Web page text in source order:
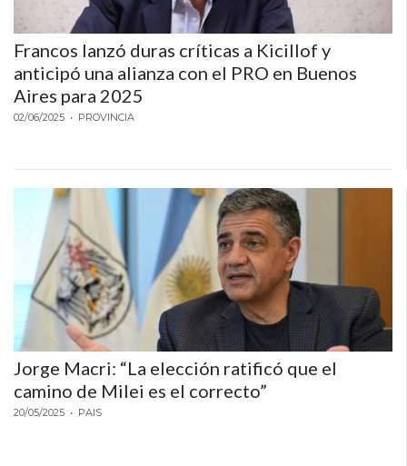
Francos lanzó duras críticas a Kicillof y
anticipó una alianza con el PRO en Buenos
Aires para 2025
02/06/2025 • PROVINCIA
Jorge Macri: “La elección ratificó que el
camino de Milei es el correcto”
20/05/2025 • PAIS